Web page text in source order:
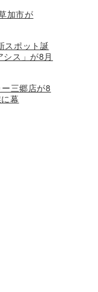
加市が
スポット誕
ス」が8月
三郷店が8
幕